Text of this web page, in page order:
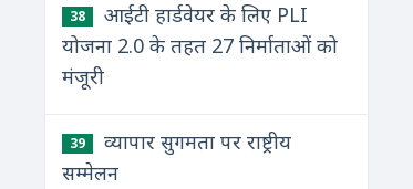
38
आईटी हार्डवेयर के लिए PLI
योजना 2.0 के तहत 27 निर्माताओं को
मंजूरी
39
व्यापार सुगमता पर राष्ट्रीय
सम्मेलन